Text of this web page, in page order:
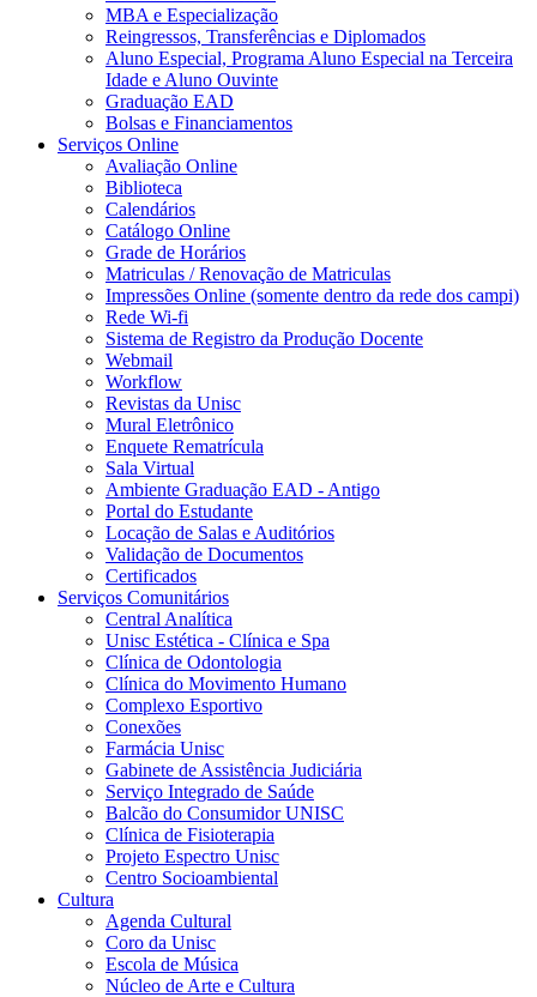
MBA e Especialização
Reingressos, Transferências e Diplomados
Aluno Especial, Programa Aluno Especial na Terceira
Idade e Aluno Ouvinte
Graduação EAD
Bolsas e Financiamentos
Serviços Online
Avaliação Online
Biblioteca
Calendários
Catálogo Online
Grade de Horários
Matriculas / Renovação de Matriculas
Impressões Online (somente dentro da rede dos campi)
Rede Wi-fi
Sistema de Registro da Produção Docente
Webmail
Workflow
Revistas da Unisc
Mural Eletrônico
Enquete Rematrícula
Sala Virtual
Ambiente Graduação EAD - Antigo
Portal do Estudante
Locação de Salas e Auditórios
Validação de Documentos
Certificados
Serviços Comunitários
Central Analítica
Unisc Estética - Clínica e Spa
Clínica de Odontologia
Clínica do Movimento Humano
Complexo Esportivo
Conexões
Farmácia Unisc
Gabinete de Assistência Judiciária
Serviço Integrado de Saúde
Balcão do Consumidor UNISC
Clínica de Fisioterapia
Projeto Espectro Unisc
Centro Socioambiental
Cultura
Agenda Cultural
Coro da Unisc
Escola de Música
Núcleo de Arte e Cultura